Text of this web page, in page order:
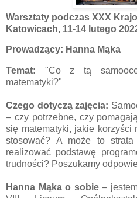
Warsztaty podczas XXX
Katowicach, 11-14 lutego
Prowadzący: Hanna Mąka
Temat: "Co z tą
matematyki?"
Czego dotyczą zajęcia:
– czy potrzebne, czy
się matematyki, jakie korzyści
stosować? A może to
realizować podstawę
trudności? Poszukamy
Hanna Mąka o sobie–